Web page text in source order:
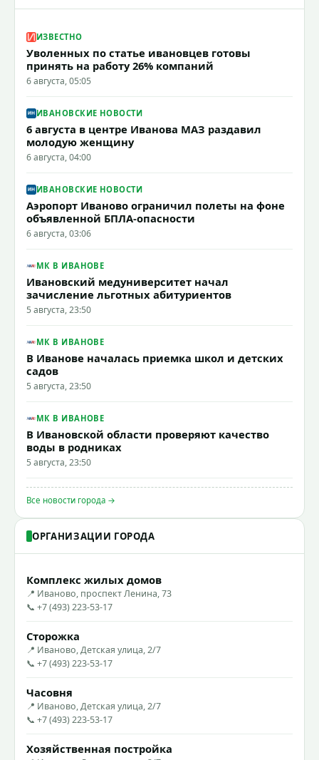
ИЗВЕСТНО
Уволенных по статье ивановцев готовы
принять на работу 26% компаний
6 августа, 05:05
ИВАНОВСКИЕ НОВОСТИ
6 августа в центре Иванова МАЗ раздавил
молодую женщину
6 августа, 04:00
ИВАНОВСКИЕ НОВОСТИ
Аэропорт Иваново ограничил полеты на фоне
объявленной БПЛА-опасности
6 августа, 03:06
МК В ИВАНОВЕ
Ивановский медуниверситет начал
зачисление льготных абитуриентов
5 августа, 23:50
МК В ИВАНОВЕ
В Иванове началась приемка школ и детских
садов
5 августа, 23:50
МК В ИВАНОВЕ
В Ивановской области проверяют качество
воды в родниках
5 августа, 23:50
Все новости города →
ОРГАНИЗАЦИИ ГОРОДА
Комплекс жилых домов
📍 Иваново, проспект Ленина, 73
📞 +7 (493) 223-53-17
Сторожка
📍 Иваново, Детская улица, 2/7
📞 +7 (493) 223-53-17
Часовня
📍 Иваново, Детская улица, 2/7
📞 +7 (493) 223-53-17
Хозяйственная постройка